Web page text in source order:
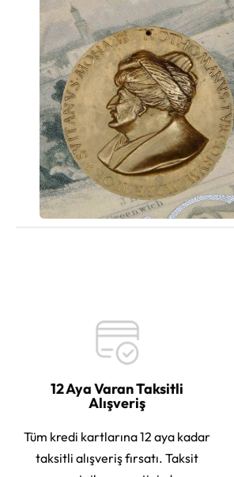
12 Aya Varan Taksitli
Alışveriş
Tüm kredi kartlarına 12 aya kadar
taksitli alışveriş fırsatı. Taksit